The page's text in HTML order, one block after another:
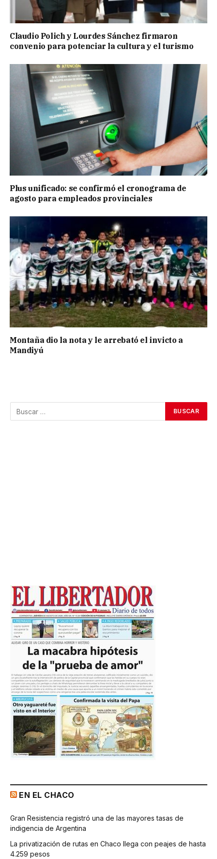
Claudio Polich y Lourdes Sánchez firmaron
convenio para potenciar la cultura y el turismo
Plus unificado: se confirmó el cronograma de
agosto para empleados provinciales
Montaña dio la nota y le arrebató el invicto a
Mandiyú
EN EL CHACO
Gran Resistencia registró una de las mayores tasas de
indigencia de Argentina
La privatización de rutas en Chaco llega con peajes de hasta
4.259 pesos